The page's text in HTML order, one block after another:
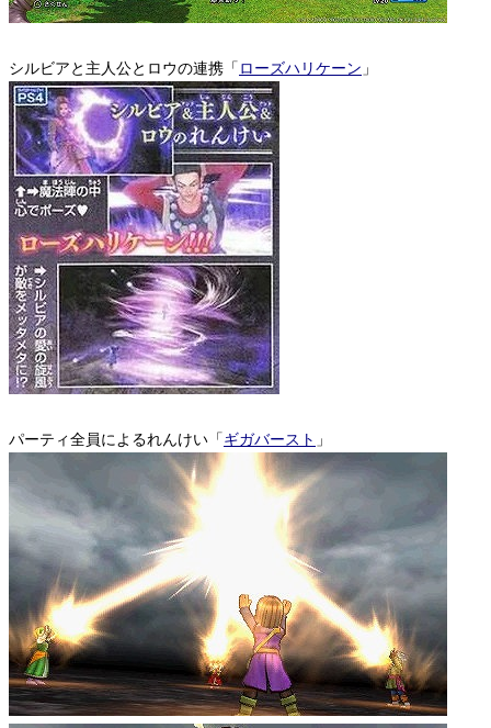
シルビアと主人公とロウの連携「 ローズハリケーン 」
パーティ全員によるれんけい「ギガバースト 」